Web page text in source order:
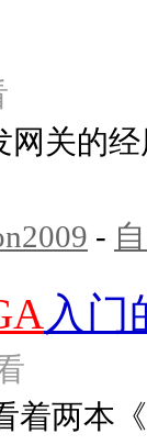
网关的
-
入门
着两本